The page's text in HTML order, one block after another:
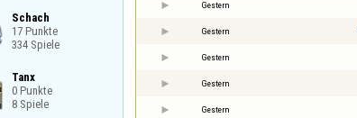
Schach
17 Punkte
334 Spiele
Tanx
0 Punkte
8 Spiele
Gestern
Gestern
Gestern
Gestern
Gestern